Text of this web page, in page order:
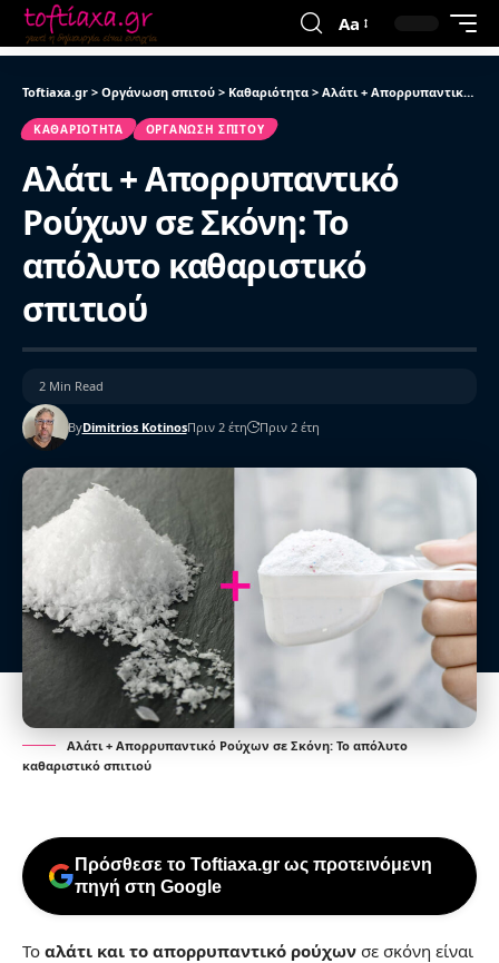
Aa
Toftiaxa.gr > Οργάνωση σπιτού > Καθαριότητα > Αλάτι + Απορρυπαντικό Ρούχων σε Σκόνη: Το απόλυτο καθαριστικό σπιτιού
ΚΑΘΑΡΙΌΤΗΤΑ ΟΡΓΆΝΩΣΗ ΣΠΙΤΟΎ
Αλάτι + Απορρυπαντικό
Ρούχων σε Σκόνη: Το
απόλυτο καθαριστικό
σπιτιού
ByDimitrios KotinosΠριν 2 έτη Πριν 2 έτη
2 Min Read
Αλάτι + Απορρυπαντικό Ρούχων σε Σκόνη: Το απόλυτο
καθαριστικό σπιτιού
Πρόσθεσε το Toftiaxa.gr ως προτεινόμενη
πηγή στη Google
Το αλάτι και το απορρυπαντικό ρούχων σε σκόνη είναι